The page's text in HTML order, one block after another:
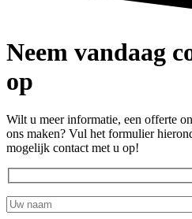
Neem vandaag
op
Wilt u meer informatie, een offerte
ons maken? Vul het formulier
mogelijk contact met u op!